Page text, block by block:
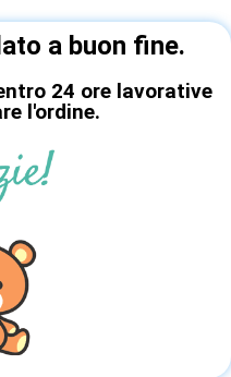
a buon fine.
24 ore lavorative
l'ordine.